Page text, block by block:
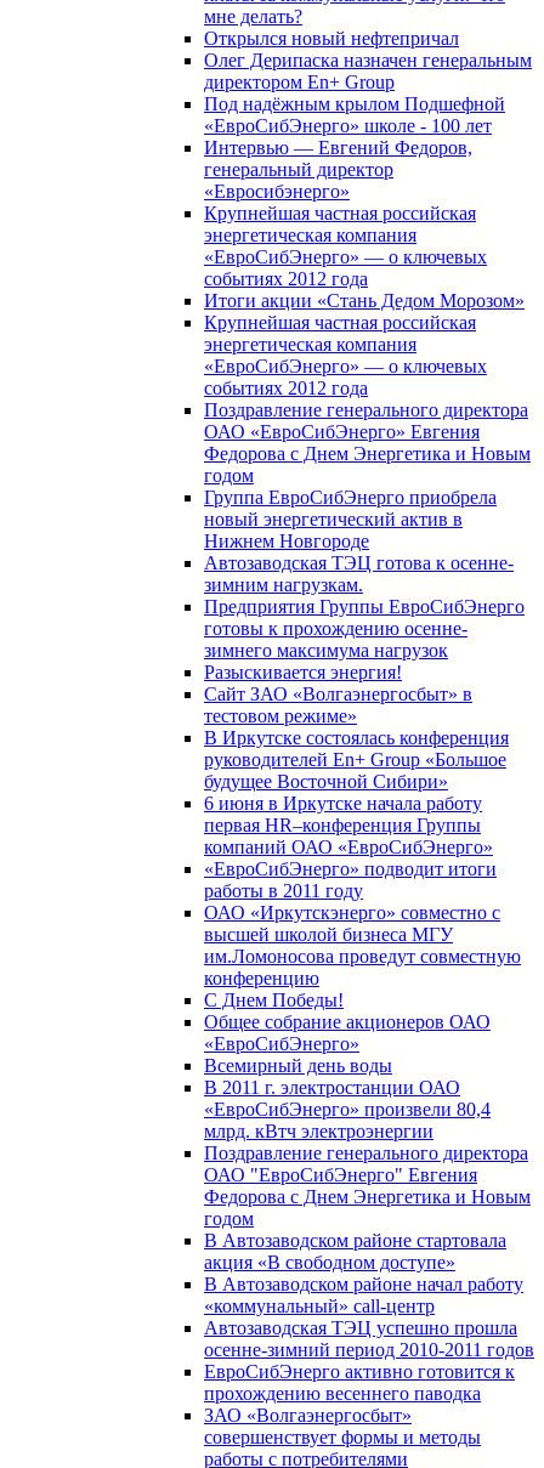
мне делать?
Открылся новый нефтепричал
Олег Дерипаска назначен генеральным
директором En+ Group
Под надёжным крылом Подшефной
«ЕвроСибЭнерго» школе - 100 лет
Интервью — Евгений Федоров,
генеральный директор
«Евросибэнерго»
Крупнейшая частная российская
энергетическая компания
«ЕвроСибЭнерго» — о ключевых
событиях 2012 года
Итоги акции «Стань Дедом Морозом»
Крупнейшая частная российская
энергетическая компания
«ЕвроСибЭнерго» — о ключевых
событиях 2012 года
Поздравление генерального директора
ОАО «ЕвроСибЭнерго» Евгения
Федорова с Днем Энергетика и Новым
годом
Группа ЕвроСибЭнерго приобрела
новый энергетический актив в
Нижнем Новгороде
Автозаводская ТЭЦ готова к осенне-
зимним нагрузкам.
Предприятия Группы ЕвроСибЭнерго
готовы к прохождению осенне-
зимнего максимума нагрузок
Разыскивается энергия!
Сайт ЗАО «Волгаэнергосбыт» в
тестовом режиме»
В Иркутске состоялась конференция
руководителей En+ Group «Большое
будущее Восточной Сибири»
6 июня в Иркутске начала работу
первая HR–конференция Группы
компаний ОАО «ЕвроСибЭнерго»
«ЕвроСибЭнерго» подводит итоги
работы в 2011 году
ОАО «Иркутскэнерго» совместно с
высшей школой бизнеса МГУ
им.Ломоносова проведут совместную
конференцию
С Днем Победы!
Общее собрание акционеров ОАО
«ЕвроСибЭнерго»
Всемирный день воды
В 2011 г. электростанции ОАО
«ЕвроСибЭнерго» произвели 80,4
млрд. кВтч электроэнергии
Поздравление генерального директора
ОАО "ЕвроСибЭнерго" Евгения
Федорова с Днем Энергетика и Новым
годом
В Автозаводском районе стартовала
акция «В свободном доступе»
В Автозаводском районе начал работу
«коммунальный» call-центр
Автозаводская ТЭЦ успешно прошла
осенне-зимний период 2010-2011 годов
ЕвроСибЭнерго активно готовится к
прохождению весеннего паводка
ЗАО «Волгаэнергосбыт»
совершенствует формы и методы
работы с потребителями